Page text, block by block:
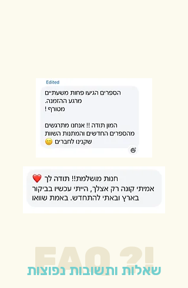
FAQ ?!
שאלות ותשובות נפוצות